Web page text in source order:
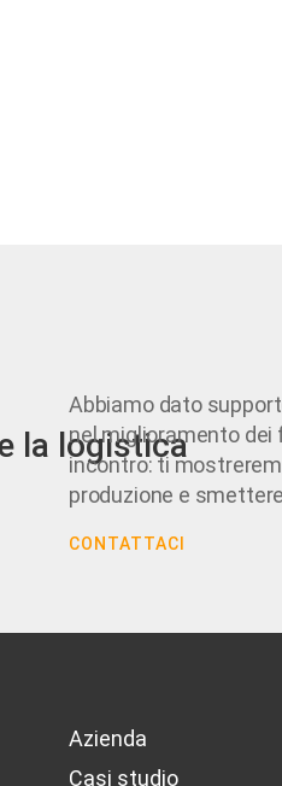
la logistica
Abbiamo dato
nel miglioramento dei
incontro: ti
produzione e
CONTATTACI
Azienda
Casi studio